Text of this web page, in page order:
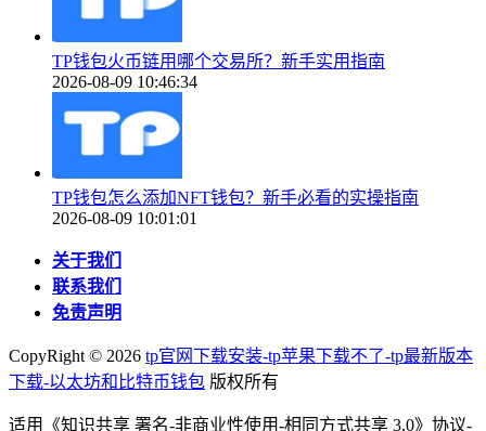
TP钱包火币链用哪个交易所？新手实用指南
2026-08-09 10:46:34
TP钱包怎么添加NFT钱包？新手必看的实操指南
2026-08-09 10:01:01
关于我们
联系我们
免责声明
CopyRight © 2026 tp官网下载安装-tp苹果下载不了-tp最新版本
下载-以太坊和比特币钱包 版权所有
适用《知识共享 署名-非商业性使用-相同方式共享 3.0》协议-